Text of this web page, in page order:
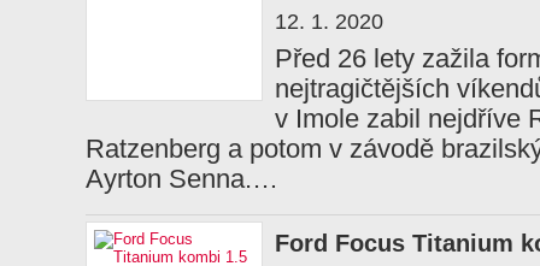
12. 1. 2020
Před 26 lety zažila
nejtragičtějších
v Imole zabil nejdříve
Ratzenberg a potom v závodě
Ayrton Senna.…
Ford Focus Titanium